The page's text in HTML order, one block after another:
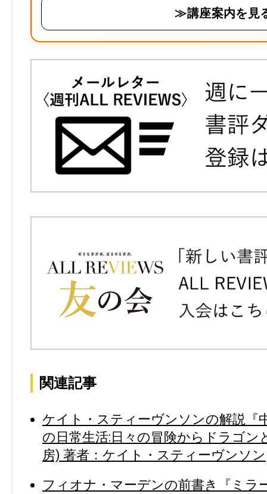
≫講座案内を見
関連記事
ケイト・スティーヴンソンの解説『
の日常生活:日々の冒険からドラゴン
房) 著者：ケイト・スティーヴンソン
フィオナ・マーデンの前書き『ミラ